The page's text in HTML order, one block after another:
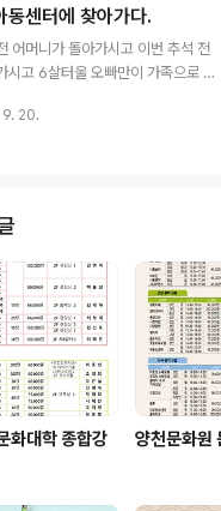
셨는데요, 이 뜻깊은 자리에 이지태
어 축하해주셨습니다.김애경 단장님
행사 사진 공유합니다.
센터에 찾아가다.
어머니가 돌아가시고 이번 추석 전
시고 6살터울 오빠만이 가족으로 남
3동에 위치한 다니엘아동센터 아이
오늘 요리봉사활동에는 다채로운 문
구성한 문화서포터즈팀의 일원인 2
화원 회원이신 봉사단 대표 권혜정님
도 이**학생에게 전달하게 됩니다.
문화"를 통해 "문화로운 일상"을 만들
화원의 발걸음은 미래의 기둥인 아
9. 20.
대학 종합강
양천문화원